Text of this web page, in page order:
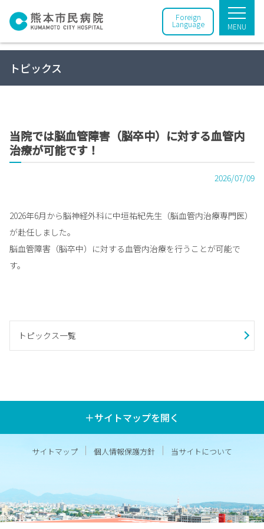
Foreign
Language MENU
トピックス
当院では脳血管障害（脳卒中）に対する血管内
治療が可能です！
2026/07/09
2026年6月から脳神経外科に中垣祐紀先生（脳血管内治療専門医）
が赴任しました。
脳血管障害（脳卒中）に対する血管内治療を行うことが可能で
す。
トピックス一覧
＋サイトマップを開く
サイトマップ 個人情報保護方針 当サイトについて